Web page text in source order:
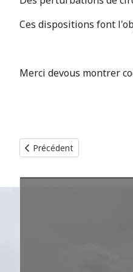
Ces dispositions font
Merci devous montrer
Article précédent :
Précédent